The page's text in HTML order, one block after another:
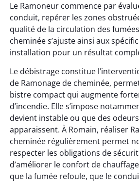
Le Ramoneur commence par
conduit, repérer les zones
qualité de la circulation des
cheminée s’ajuste ainsi aux
installation pour un résultat
Le débistrage constitue
de Ramonage de cheminée,
bistre compact qui augmente
d’incendie. Elle s’impose
devient instable ou que des
apparaissent. À Romain, réaliser
cheminée régulièrement permet
respecter les obligations de
d’améliorer le confort de
que la fumée refoule, que le